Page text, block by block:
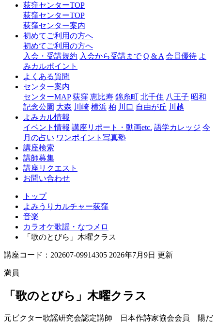
ャ
窪
荻窪センターTOP
荻窪センターTOP
荻窪センター案内
初めてご利用の方へ
初めてご利用の方へ
入会・受講規約 入会から受講まで Q & A 会員優待 よ
みカルポイント
よくある質問
センター案内
センターMAP 荻窪 恵比寿 錦糸町 北千住 八王子 昭和
記念公園 大森 川崎 横浜 柏 川口 自由が丘 川越
よみカル情報
イベント情報 講座リポート・動画etc. 語学カレッジ 今
月の占い ワンポイント写真塾
講座検索
講師募集
講座リクエスト
お問い合わせ
トップ
よみうりカルチャー荻窪
音楽
カラオケ歌謡・なつメロ
「歌のとびら」木曜クラス
講座コード：202607-09914305 2026年7月9日 更新
満員
「歌のとびら」木曜クラス
元ビクター歌謡研究会認定講師 日本作詩家協会会員 陽だ